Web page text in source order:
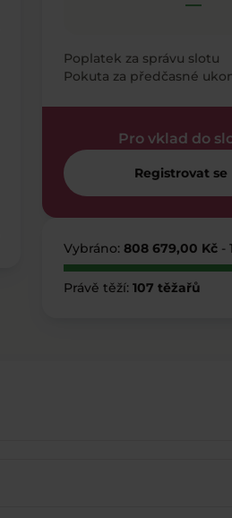
—
Poplatek za správu slotu
Pokuta za předčasné
Pro vklad do
Registrovat se
Vybráno: 808 679,00 Kč -
Právě těží: 107 těžařů